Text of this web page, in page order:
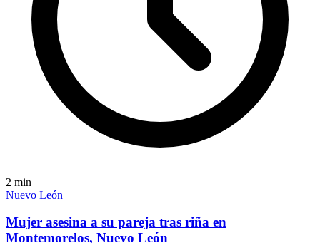
2 min
Nuevo León
Mujer asesina a su pareja tras riña en
Montemorelos, Nuevo León